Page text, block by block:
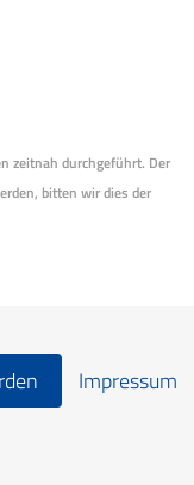
zeitnah durchgeführt. Der
bitten wir dies der
Impressum